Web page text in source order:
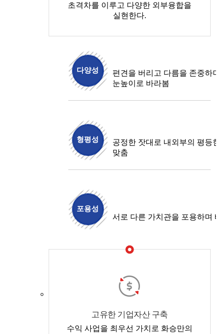
초격차를 이루고 다양한 외부융합을
실현한다.
다양성
편견을 버리고 다름을 존중하
눈높이로 바라봄
형평성
공정한 잣대로 내외부의 평등
맞춤
포용성
서로 다른 가치관을 포용하며
고유한 기업자산 구축
수익 사업을 최우선 가치로 화승만의